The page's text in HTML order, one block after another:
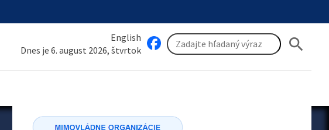
English
Dnes je 6. august 2026, štvrtok
search